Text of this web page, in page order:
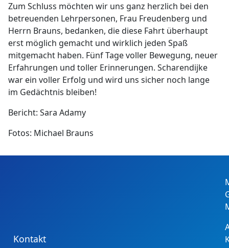
Zum Schluss möchten wir uns ganz herzlich bei den
betreuenden Lehrpersonen, Frau Freudenberg und
Herrn Brauns, bedanken, die diese Fahrt überhaupt
erst möglich gemacht und wirklich jeden Spaß
mitgemacht haben. Fünf Tage voller Bewegung, neuer
Erfahrungen und toller Erinnerungen. Scharendijke
war ein voller Erfolg und wird uns sicher noch lange
im Gedächtnis bleiben!
Bericht: Sara Adamy
Fotos: Michael Brauns
Kontakt